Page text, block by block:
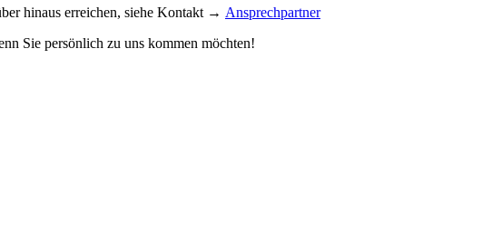
hinaus erreichen, siehe Kontakt → Ansprechpartner
Sie persönlich zu uns kommen möchten!